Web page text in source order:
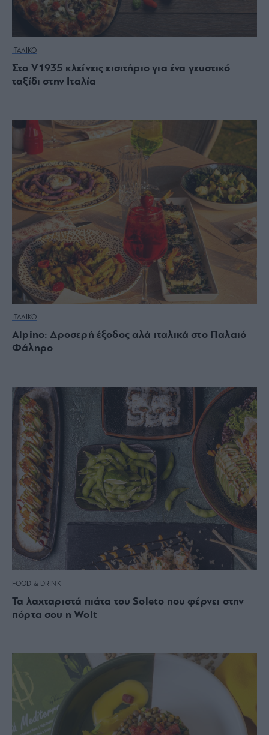
ΙΤΑΛΙΚΟ
Στο V1935 κλείνεις εισιτήριο για ένα γευστικό
ταξίδι στην Ιταλία
ΙΤΑΛΙΚΟ
Alpino: Δροσερή έξοδος αλά ιταλικά στο Παλαιό
Φάληρο
FOOD & DRINK
Τα λαχταριστά πιάτα του Soleto που φέρνει στην
πόρτα σου η Wolt